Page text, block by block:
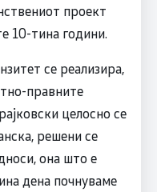
проект
10-тина години.
се реализира,
правните
целосно се
решени се
она што е
дена почнуваме